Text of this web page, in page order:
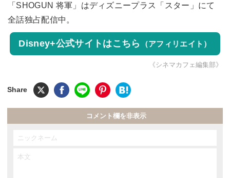
「SHOGUN 将軍」はディズニープラス「スター」にて
全話独占配信中。
Disney+公式サイトはこちら （アフィリエイト）
《シネマカフェ編集部》
コメント欄を非表示